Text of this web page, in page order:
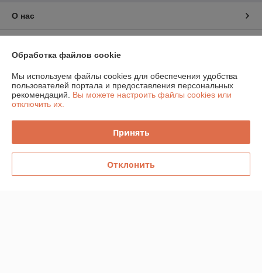
О нас
График работы
Политика обработки cookies
Обработка файлов cookie
Мы используем файлы cookies для обеспечения удобства
пользователей портала и предоставления персональных
рекомендаций. Вы можете настроить файлы cookies или
отключить их.
Принять
Отклонить